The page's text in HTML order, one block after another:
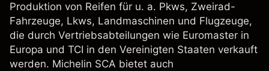
Produktion von Reifen für u. a. Pkws, Zweirad-
Fahrzeuge, Lkws, Landmaschinen und Flugzeuge,
die durch Vertriebsabteilungen wie Euromaster in
Europa und TCI in den Vereinigten Staaten verkauft
werden. Michelin SCA bietet auch